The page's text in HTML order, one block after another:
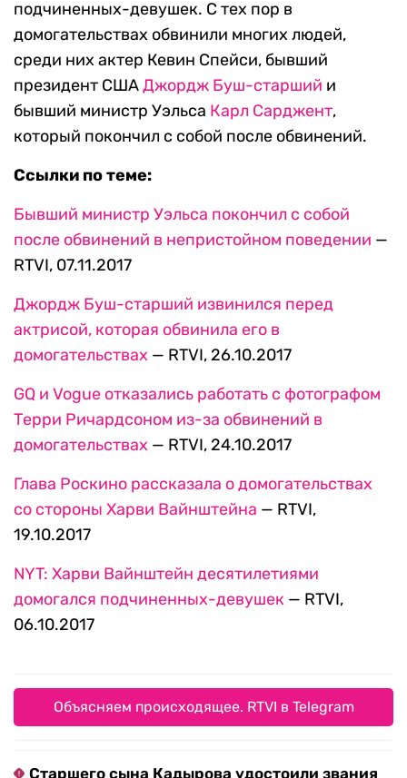
подчиненных-девушек. С тех пор в
домогательствах обвинили многих людей,
среди них актер Кевин Спейси, бывший
президент СШАДжордж Буш-старший и
бывший министр Уэльса Карл Сарджент,
который покончил с собой после обвинений.
Ссылки по теме:
Бывший министр Уэльса покончил с собой
после обвинений в непристойном поведении —
RTVI, 07.11.2017
Джордж Буш-старший извинился перед
актрисой, которая обвинила его в
домогательствах — RTVI, 26.10.2017
GQ и Vogue отказались работать с фотографом
Терри Ричардсоном из-за обвинений в
домогательствах — RTVI, 24.10.2017
Глава Роскино рассказала о домогательствах
со стороны Харви Вайнштейна — RTVI,
19.10.2017
NYT: Харви Вайнштейн десятилетиями
домогался подчиненных-девушек — RTVI,
06.10.2017
Объясняем происходящее. RTVI в Telegram
Старшего сына Кадырова удостоили звания